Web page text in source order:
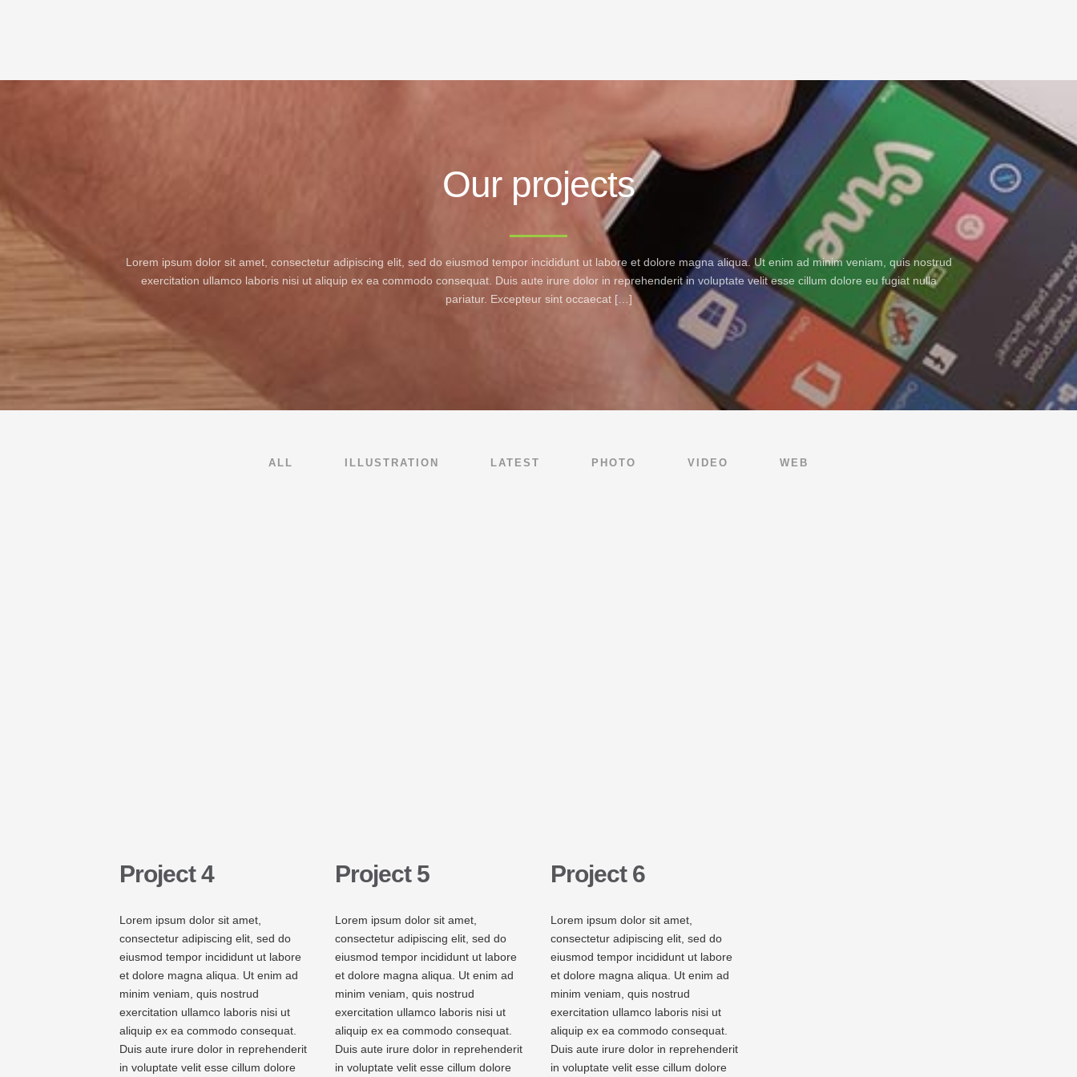
Our projects
Lorem ipsum dolor sit amet, consectetur adipiscing elit, sed do eiusmod tempor incididunt ut labore et dolore magna aliqua. Ut enim ad minim veniam, quis nostrud
exercitation ullamco laboris nisi ut aliquip ex ea commodo consequat. Duis aute irure dolor in reprehenderit in voluptate velit esse cillum dolore eu fugiat nulla
pariatur. Excepteur sint occaecat […]
ALL ILLUSTRATION LATEST PHOTO VIDEO WEB
Project 4
Lorem ipsum dolor sit amet,
consectetur adipiscing elit, sed do
eiusmod tempor incididunt ut labore
et dolore magna aliqua. Ut enim ad
minim veniam, quis nostrud
exercitation ullamco laboris nisi ut
aliquip ex ea commodo consequat.
Duis aute irure dolor in reprehenderit
in voluptate velit esse cillum dolore
Project 5
Lorem ipsum dolor sit amet,
consectetur adipiscing elit, sed do
eiusmod tempor incididunt ut labore
et dolore magna aliqua. Ut enim ad
minim veniam, quis nostrud
exercitation ullamco laboris nisi ut
aliquip ex ea commodo consequat.
Duis aute irure dolor in reprehenderit
in voluptate velit esse cillum dolore
Project 6
Lorem ipsum dolor sit amet,
consectetur adipiscing elit, sed do
eiusmod tempor incididunt ut labore
et dolore magna aliqua. Ut enim ad
minim veniam, quis nostrud
exercitation ullamco laboris nisi ut
aliquip ex ea commodo consequat.
Duis aute irure dolor in reprehenderit
in voluptate velit esse cillum dolore